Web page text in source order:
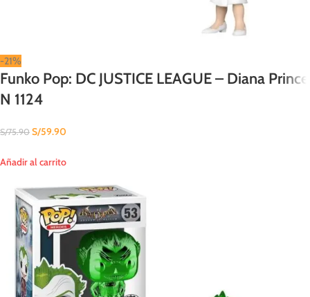
-21%
Funko Pop: DC JUSTICE LEAGUE – Diana Prince
N 1124
S/75.90 S/59.90
Añadir al carrito